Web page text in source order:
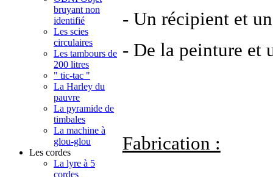
- Un récipient et
- De la peinture et
Fabrication :
bruyant non
identifié
Les scies
circulaires
Les tambours de
200 litres
" tic-tac "
La Harley du
pauvre
La pyramide de
timbales
La machine à
glou-glou
Les cordes
La lyre à 5
cordes